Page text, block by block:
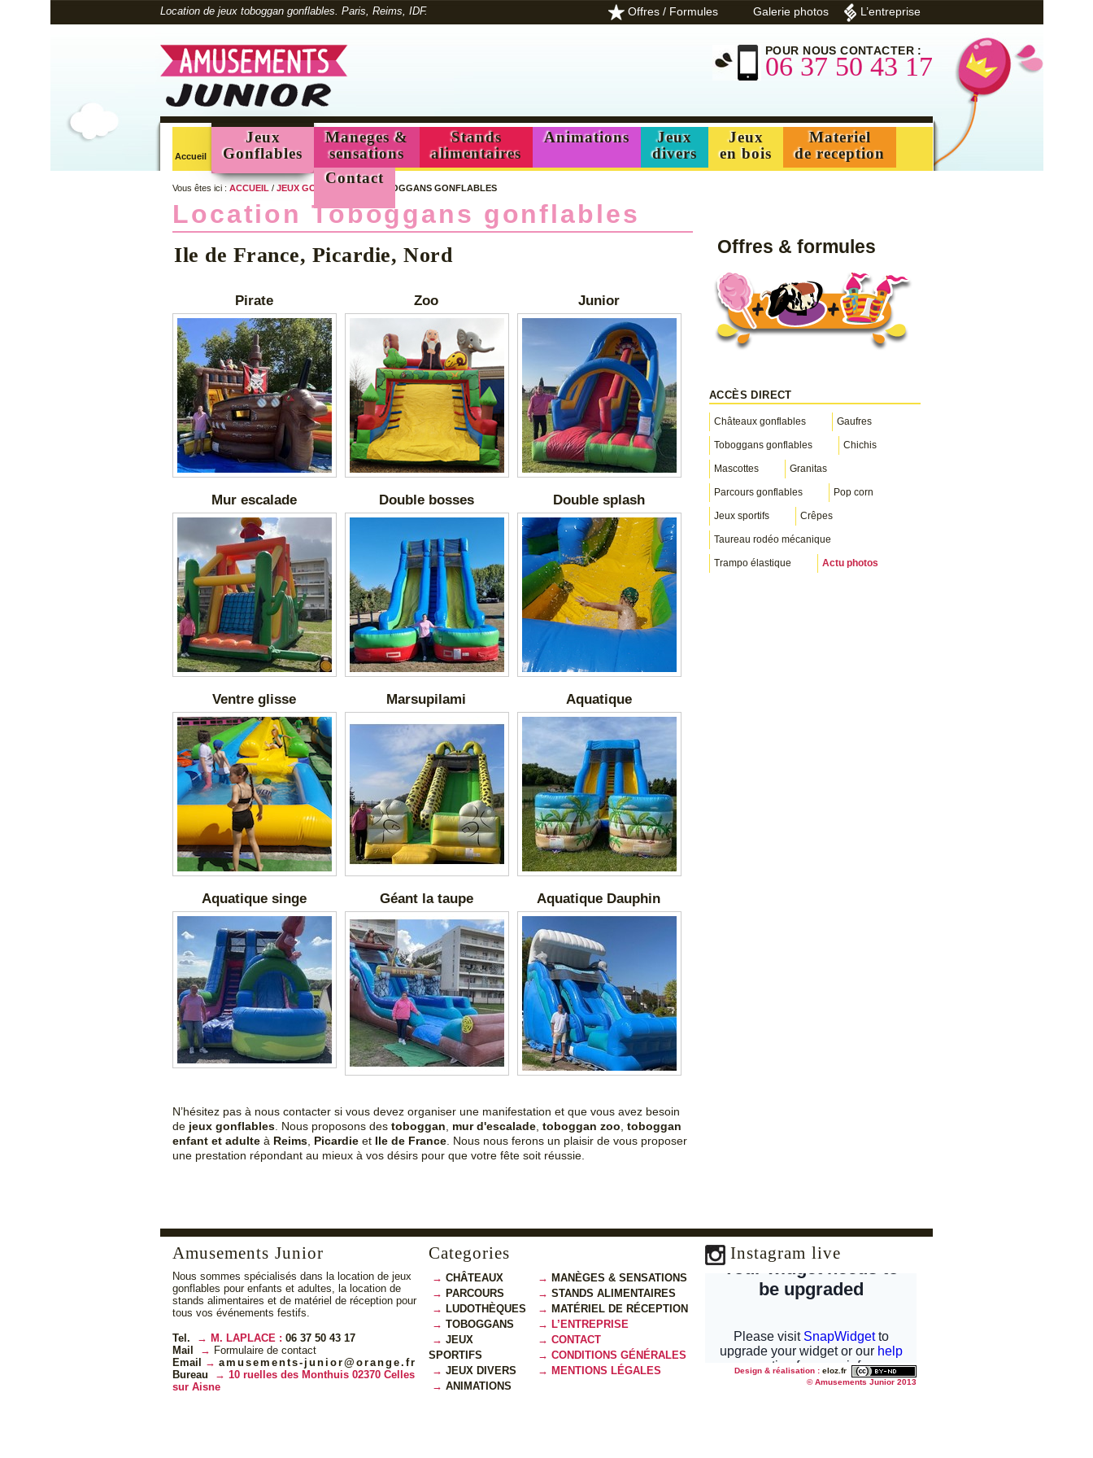
Location de jeux toboggan gonflables. Paris, Reims, IDF. Offres / Formules Galerie photos L’entreprise
POUR NOUS CONTACTER :
06 37 50 43 17
Accueil
Jeux
Gonflables
Maneges &
sensations
Stands
alimentaires
Animations
Jeux
divers
Jeux
en bois
Materiel
de reception
Contact
Vous êtes ici : ACCUEIL / JEUX GONFLABLES TOBOGGANS GONFLABLES
Location Toboggans gonflables
Ile de France, Picardie, Nord
Pirate Zoo Junior
Mur escalade Double bosses Double splash
Ventre glisse Marsupilami Aquatique
Aquatique singe Géant la taupe Aquatique Dauphin
N’hésitez pas à nous contacter si vous devez organiser une manifestation et que vous avez besoin
de jeux gonflables . Nous proposons des toboggan mur d'escalade toboggan zoo toboggan
enfant et adulte à Reims Picardie et Ile de France . Nous nous ferons un plaisir de vous proposer
une prestation répondant au mieux à vos désirs pour que votre fête soit réussie.
Offres & formules
ACCÈS DIRECT
Châteaux gonflables Gaufres
Toboggans gonflables Chichis
Mascottes Granitas
Parcours gonflables Pop corn
Jeux sportifs Crêpes
Taureau rodéo mécanique
Trampo élastique Actu photos
Amusements Junior
Nous sommes spécialisés dans la location de jeux
gonflables pour enfants et adultes, la location de
stands alimentaires et de matériel de réception pour
tous vos événements festifs.
Tel. M. LAPLACE : 06 37 50 43 17
Mail
Formulaire de contact
Email
amusements-junior@orange.fr
Bureau
10 ruelles des Monthuis 02370 Celles
sur Aisne
Categories
CHÂTEAUX
PARCOURS
LUDOTHÈQUES
TOBOGGANS
JEUX
SPORTIFS
JEUX DIVERS
ANIMATIONS
MANÈGES & SENSATIONS
STANDS ALIMENTAIRES
MATÉRIEL DE RÉCEPTION
L’ENTREPRISE
CONTACT
CONDITIONS GÉNÉRALES
MENTIONS LÉGALES
Instagram live
Design & réalisation : eloz.fr
© Amusements Junior 2013